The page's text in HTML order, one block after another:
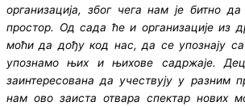
организација, због чега нам је битно
простор. Од сада ће и организације из
моћи да дођу код нас, да се упознају
упознамо њих и њихове садржаје.
заинтересована да учествују у разним
нам ово заиста отвара спектар нових